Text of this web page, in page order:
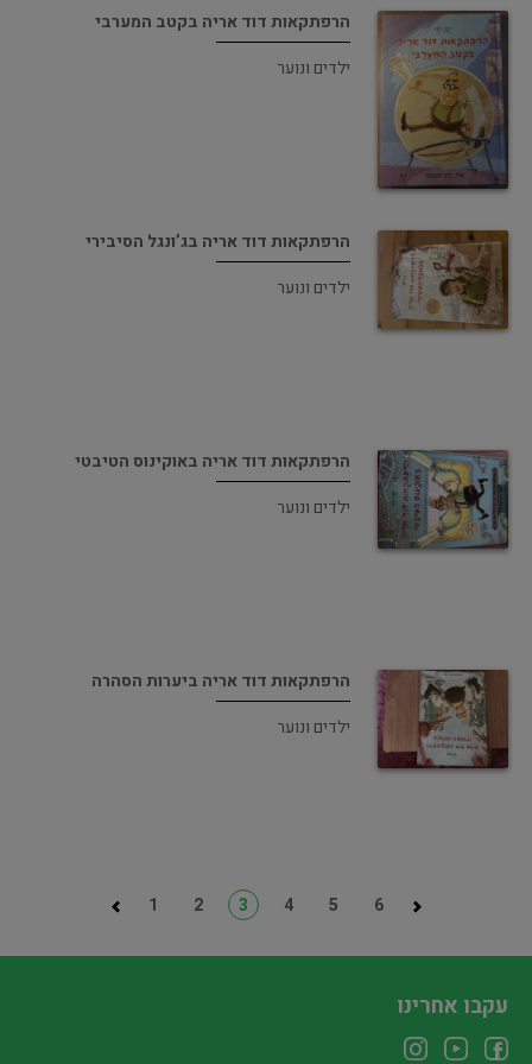
הרפתקאות דוד אריה בקטב המערבי
ילדים ונוער
הרפתקאות דוד אריה בג’ונגל הסיבירי
ילדים ונוער
הרפתקאות דוד אריה באוקינוס הטיבטי
ילדים ונוער
הרפתקאות דוד אריה ביערות הסהרה
ילדים ונוער
1 2 3 4 5 6
עקבו אחרינו